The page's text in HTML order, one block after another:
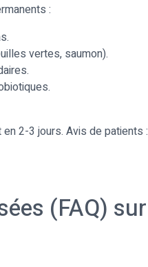
:
vertes, saumon).
2-3 jours. Avis de patients :
(FAQ) sur